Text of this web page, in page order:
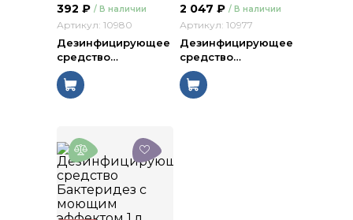
392 ₽ / В наличии
Артикул: 10980
Дезинфицирующее
средство…
2 047 ₽ / В наличии
Артикул: 10977
Дезинфицирующее
средство…